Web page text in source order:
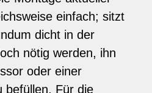
einfach; sitzt
dicht in der
nötig werden, ihn
oder einer
befüllen. Für die